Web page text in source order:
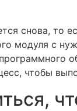
снова, то
модуля с
чтобы